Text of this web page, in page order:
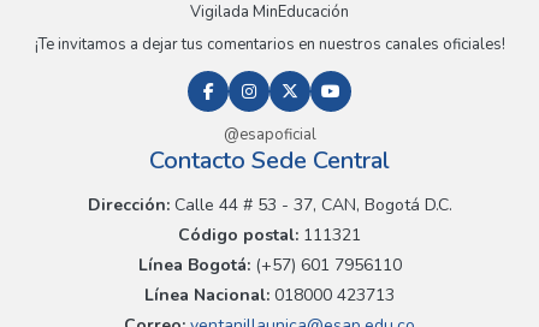
Vigilada MinEducación
¡Te invitamos a dejar tus comentarios en nuestros canales oficiales!
@esapoficial
Contacto Sede Central
Dirección:Calle 44 # 53 - 37, CAN, Bogotá D.C.
Código postal: 111321
Línea Bogotá:(+57) 601 7956110
Línea Nacional: 018000 423713